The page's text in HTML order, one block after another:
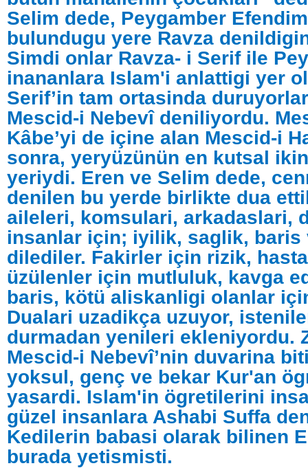
Selim dede, Peygamber
bulundugu yere Ravza
Simdi onlar Ravza- i Serif ile
inananlara Islam'i anlattigi yer
Serif’in tam ortasinda
Mescid-i Nebevî deniliyordu.
Kâbe’yi de içine alan Mescid-i
sonra, yeryüzünün en kutsal
yeriydi. Eren ve Selim dede,
denilen bu yerde birlikte dua
aileleri, komsulari, arkadaslari,
insanlar için; iyilik, saglik, baris
dilediler. Fakirler için rizik,
üzülenler için mutluluk, kavga
baris, kötü aliskanligi olanlar
Dualari uzadikça uzuyor,
durmadan yenileri ekleniyordu.
Mescid-i Nebevî’nin duvarina
yoksul, genç ve bekar Kur'an
yasardi. Islam'in ögretilerini
güzel insanlara Ashabi Suffa
Kedilerin babasi olarak bilinen
burada yetismisti.